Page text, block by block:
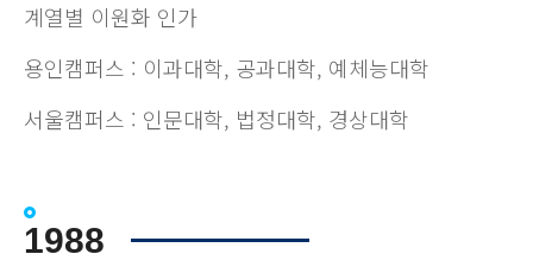
계열별 이원화 인가
용인캠퍼스 : 이과대학, 공과대학, 예체능대학
서울캠퍼스 : 인문대학, 법정대학, 경상대학
1988